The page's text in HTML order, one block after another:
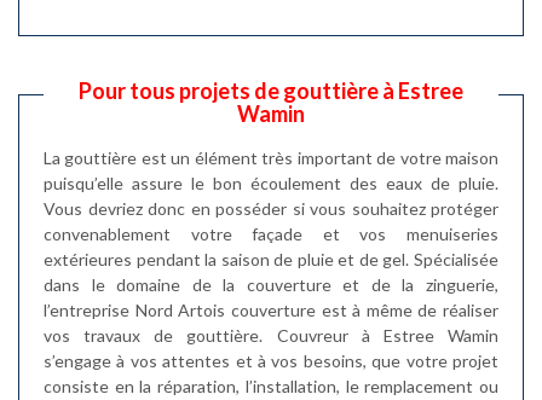
Pour tous projets de gouttière à Estree
Wamin
La gouttière est un élément très important de votre maison
puisqu’elle assure le bon écoulement des eaux de pluie.
Vous devriez donc en posséder si vous souhaitez protéger
convenablement votre façade et vos menuiseries
extérieures pendant la saison de pluie et de gel. Spécialisée
dans le domaine de la couverture et de la zinguerie,
l’entreprise Nord Artois couverture est à même de réaliser
vos travaux de gouttière. Couvreur à Estree Wamin
s’engage à vos attentes et à vos besoins, que votre projet
consiste en la réparation, l’installation, le remplacement ou